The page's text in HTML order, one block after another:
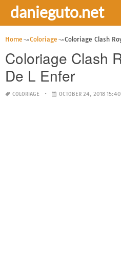
danieguto.net
Home Coloriage Coloriage Clash
Coloriage Clash
De L Enfer
COLORIAGE OCTOBER 24, 2018 15:40